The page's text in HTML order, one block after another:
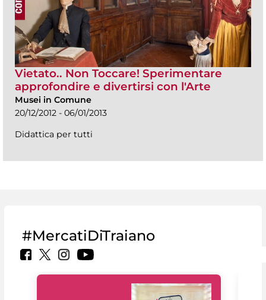
Vietato.. Non Toccare! Sperimentare
approfondire e divertirsi con l'Arte
Musei in Comune
20/12/2012 - 06/01/2013
Didattica per tutti
#MercatiDiTraiano